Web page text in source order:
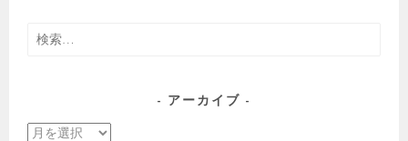
ゲ
ー
ン
検
アーカイブ
ア